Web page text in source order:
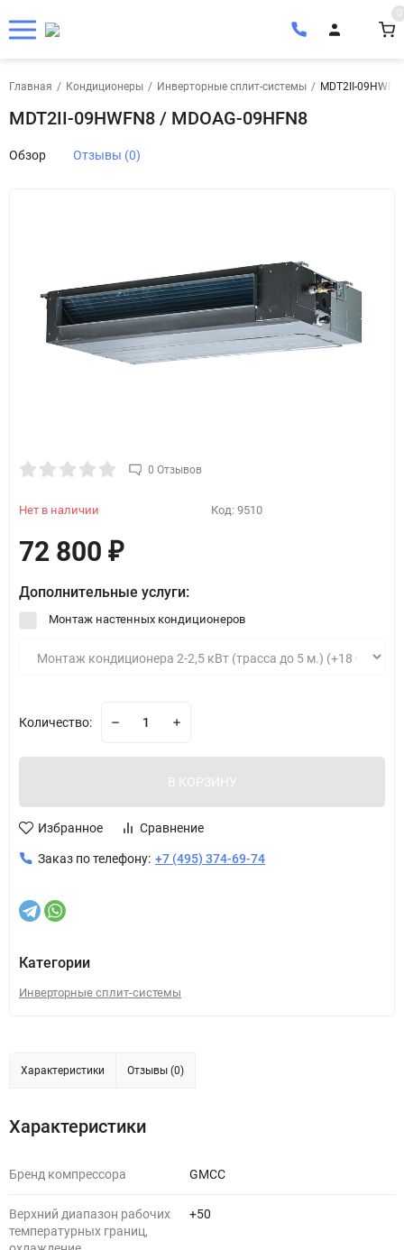
0
Главная / Кондиционеры / Инверторные сплит-системы / MDT2II-
MDT2II-09HWFN8 / MDOAG-09HFN8
Обзор Отзывы (0)
0 Отзывов
Код: 9510
Нет в наличии
72 800 ₽
Дополнительные услуги:
Монтаж настенных кондиционеров
Количество:
В КОРЗИНУ
Избранное Сравнение
Заказ по телефону: +7 (495) 374-69-74
Категории
Инверторные сплит-системы
Характеристики Отзывы (0)
Характеристики
Бренд компрессора GMCC
Верхний диапазон рабочих
температурных границ,
+50